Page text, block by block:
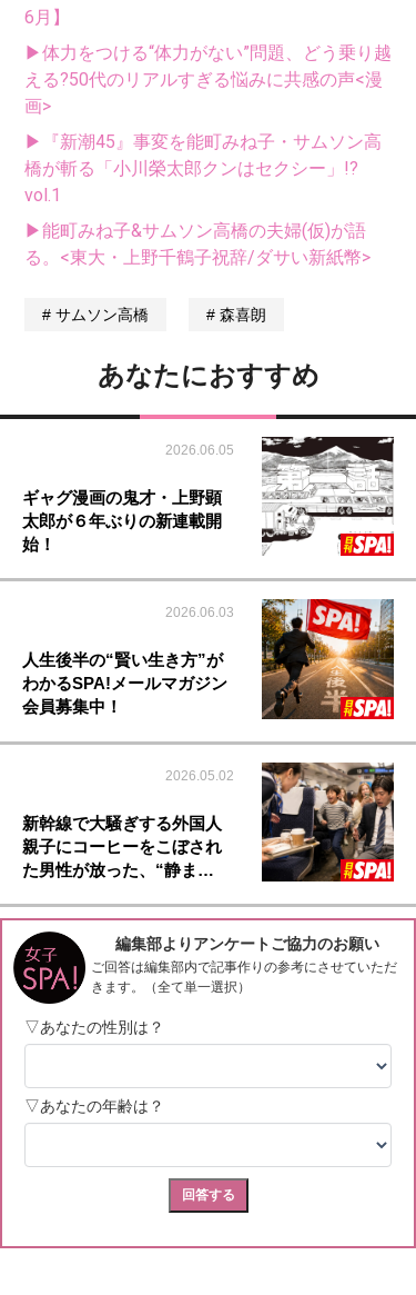
6月】
▶体力をつける“体力がない”問題、どう乗り越
える?50代のリアルすぎる悩みに共感の声<漫
画>
▶『新潮45』事変を能町みね子・サムソン高
橋が斬る「小川榮太郎クンはセクシー」!?
vol.1
▶能町みね子&サムソン高橋の夫婦(仮)が語
る。<東大・上野千鶴子祝辞/ダサい新紙幣>
サムソン高橋 森喜朗
あなたにおすすめ
2026.06.05
ギャグ漫画の鬼才・上野顕
太郎が６年ぶりの新連載開
始！
2026.06.03
人生後半の“賢い生き方”が
わかるSPA!メールマガジン
会員募集中！
2026.05.02
新幹線で大騒ぎする外国人
親子にコーヒーをこぼされ
た男性が放った、“静ま…